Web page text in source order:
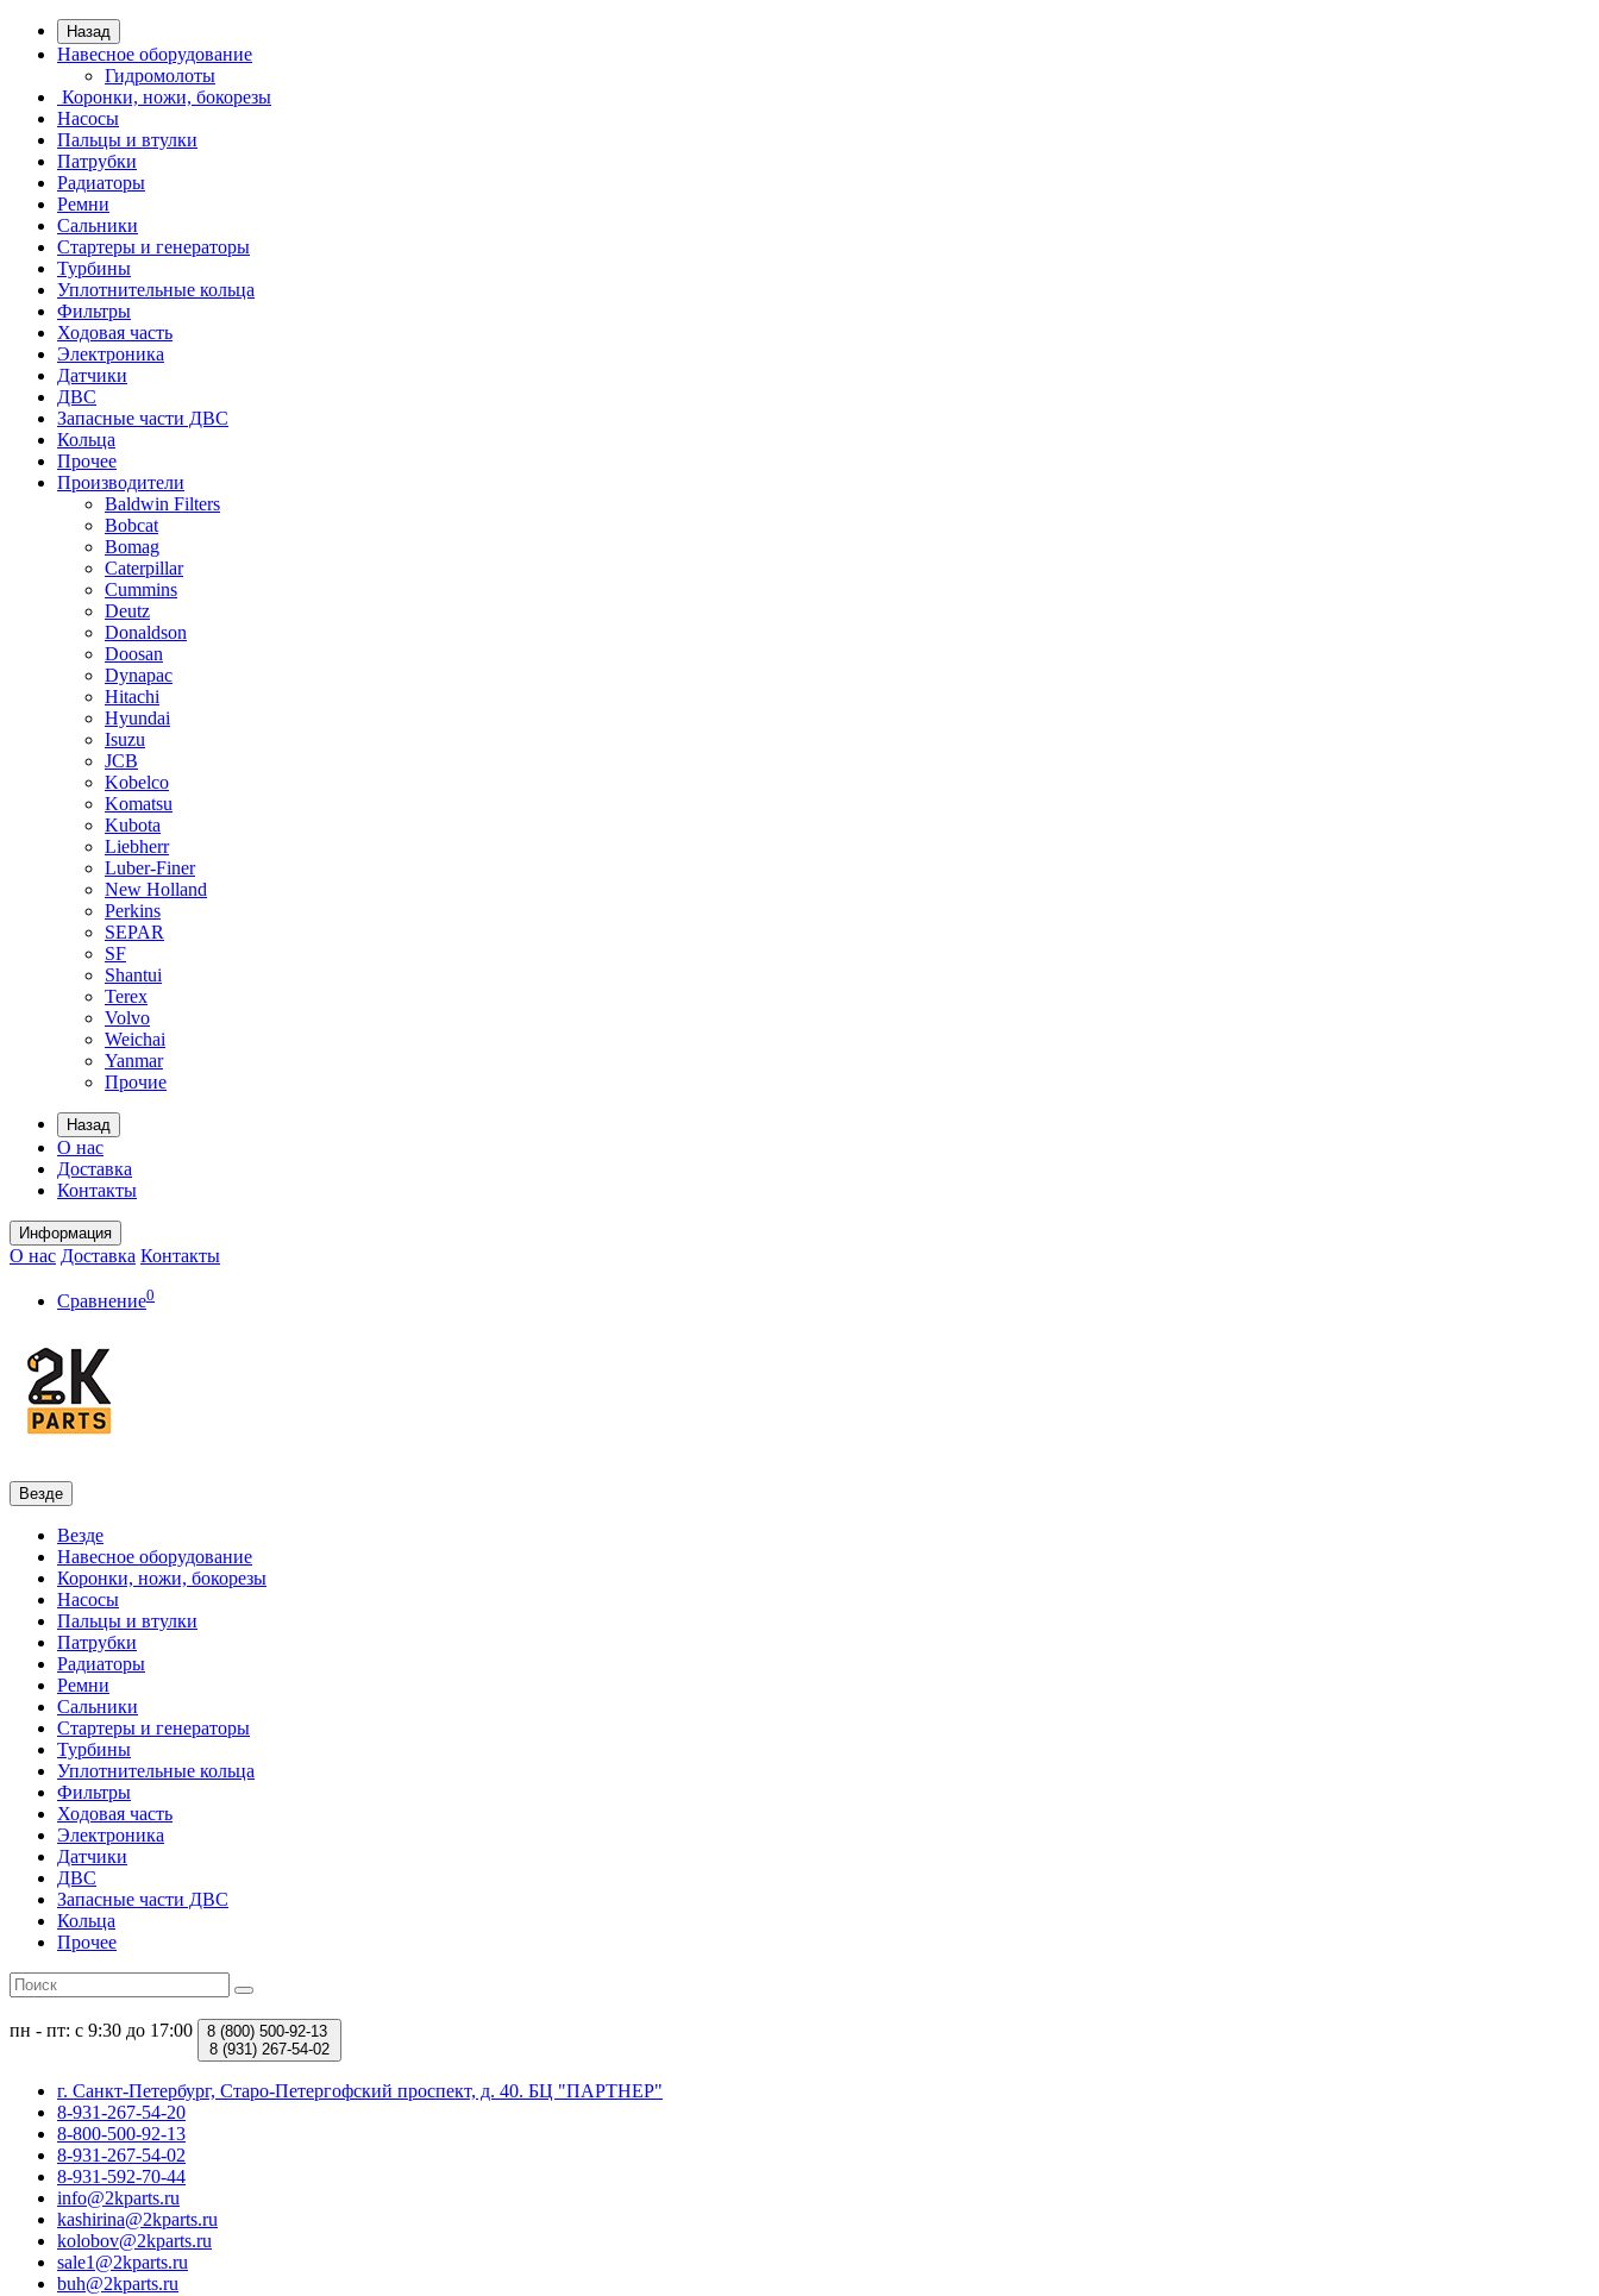
Назад
Навесное оборудование
Гидромолоты
Коронки, ножи, бокорезы
Насосы
Пальцы и втулки
Патрубки
Радиаторы
Ремни
Сальники
Стартеры и генераторы
Турбины
Уплотнительные кольца
Фильтры
Ходовая часть
Электроника
Датчики
ДВС
Запасные части ДВС
Кольца
Прочее
Производители
Baldwin Filters
Bobcat
Bomag
Caterpillar
Cummins
Deutz
Donaldson
Doosan
Dynapac
Hitachi
Hyundai
Isuzu
JCB
Kobelco
Komatsu
Kubota
Liebherr
Luber-Finer
New Holland
Perkins
SEPAR
SF
Shantui
Terex
Volvo
Weichai
Yanmar
Прочие
Назад
О нас
Доставка
Контакты
Информация
О нас Доставка Контакты
Сравнение0
Везде
Везде
Навесное оборудование
Коронки, ножи, бокорезы
Насосы
Пальцы и втулки
Патрубки
Радиаторы
Ремни
Сальники
Стартеры и генераторы
Турбины
Уплотнительные кольца
Фильтры
Ходовая часть
Электроника
Датчики
ДВС
Запасные части ДВС
Кольца
Прочее
пн - пт: с 9:30 до 17:00 8 (800) 500-92-13
8 (931) 267-54-02
г. Санкт-Петербург, Старо-Петергофский проспект, д. 40. БЦ "ПАРТНЕР"
8-931-267-54-20
8-800-500-92-13
8-931-267-54-02
8-931-592-70-44
info@2kparts.ru
kashirina@2kparts.ru
kolobov@2kparts.ru
sale1@2kparts.ru
buh@2kparts.ru